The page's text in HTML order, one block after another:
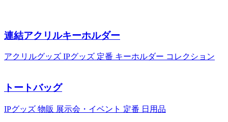
連結アクリルキーホルダー
アクリルグッズ IPグッズ 定番 キーホルダー コレクション
トートバッグ
IPグッズ 物販 展示会・イベント 定番 日用品